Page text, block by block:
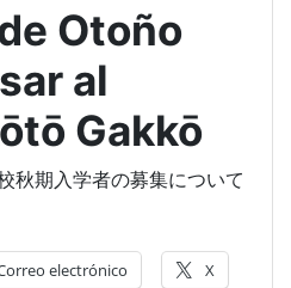
Otoño
al
Gakkō
秋期入学者の募集について
electrónico X